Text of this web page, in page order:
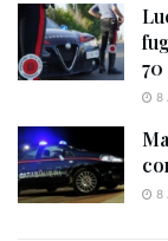
8
8